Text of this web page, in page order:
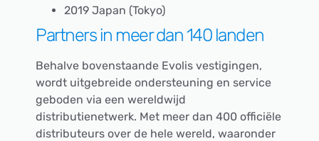
2019 Japan (Tokyo)
Partners in meer dan 140 landen
Behalve bovenstaande Evolis vestigingen,
wordt uitgebreide ondersteuning en service
geboden via een wereldwijd
distributienetwerk. Met meer dan 400 officiële
distributeurs over de hele wereld, waaronder